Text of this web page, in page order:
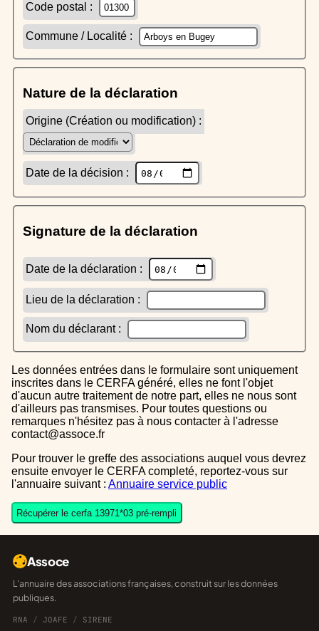
Code postal :
Commune / Localité :
Nature de la déclaration
Origine (Création ou modification) :
Date de la décision :
Signature de la déclaration
Date de la déclaration :
Lieu de la déclaration :
Nom du déclarant :
Les données entrées dans le formulaire sont uniquement
inscrites dans le CERFA généré, elles ne font l'objet
d'aucun autre traitement de notre part, elles ne nous sont
d'ailleurs pas transmises. Pour toutes questions ou
remarques n'hésitez pas à nous contacter à l'adresse
contact@assoce.fr
Pour trouver le greffe des associations auquel vous devrez
ensuite envoyer le CERFA completé, reportez-vous sur
l'annuaire suivant : Annuaire service public
Récupérer le cerfa 13971*03 pré-rempli
Assoce
L'annuaire des associations françaises, construit sur les données
publiques.
RNA / JOAFE / SIRENE